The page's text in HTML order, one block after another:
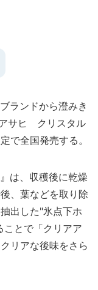
ランドから澄みき
サヒ クリスタル
で全国発売する。
は、収穫後に乾燥
、葉などを取り除
出した"氷点下ホ
ことで「クリアア
リアな後味をさら